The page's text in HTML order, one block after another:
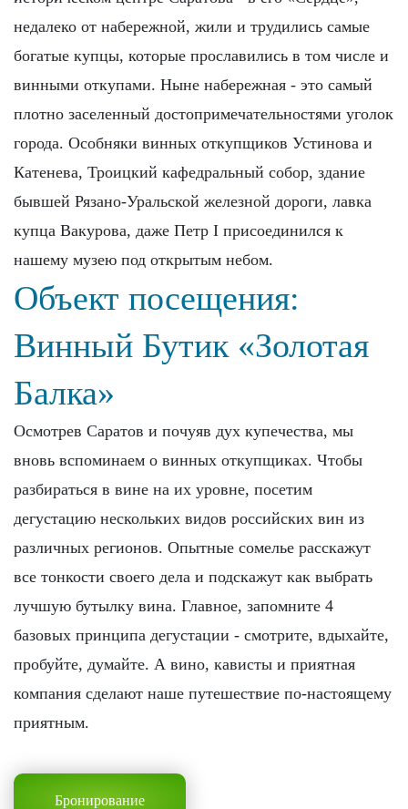
недалеко от набережной, жили и трудились самые
богатые купцы, которые прославились в том числе и
винными откупами. Ныне набережная - это самый
плотно заселенный достопримечательностями уголок
города. Особняки винных откупщиков Устинова и
Катенева, Троицкий кафедральный собор, здание
бывшей Рязано-Уральской железной дороги, лавка
купца Вакурова, даже Петр I присоединился к
нашему музею под открытым небом.
Объект посещения:
Винный Бутик «Золотая
Балка»
Осмотрев Саратов и почуяв дух купечества, мы
вновь вспоминаем о винных откупщиках. Чтобы
разбираться в вине на их уровне, посетим
дегустацию нескольких видов российских вин из
различных регионов. Опытные сомелье расскажут
все тонкости своего дела и подскажут как выбрать
лучшую бутылку вина. Главное, запомните 4
базовых принципа дегустации - смотрите, вдыхайте,
пробуйте, думайте. А вино, кависты и приятная
компания сделают наше путешествие по-настоящему
приятным.
Бронирование